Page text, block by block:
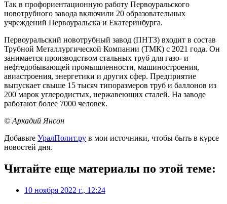
Так в профориентационную работу Первоуральского
новотрубного завода включили 20 образовательных
учреждений Первоуральска и Екатеринбурга.
Первоуральский новотрубный завод (ПНТЗ) входит в состав
Трубной Металлургической Компании (ТМК) с 2021 года. Он
занимается производством стальных труб для газо- и
нефтедобывающей промышленности, машиностроения,
авиастроения, энергетики и других сфер. Предприятие
выпускает свыше 15 тысяч типоразмеров труб и баллонов из
200 марок углеродистых, нержавеющих сталей. На заводе
работают более 7000 человек.
© Аркадий Янсон
Добавьте УралПолит.ру в мои источники, чтобы быть в курсе
новостей дня.
Читайте еще материалы по этой теме:
10 ноября 2022 г., 12:24